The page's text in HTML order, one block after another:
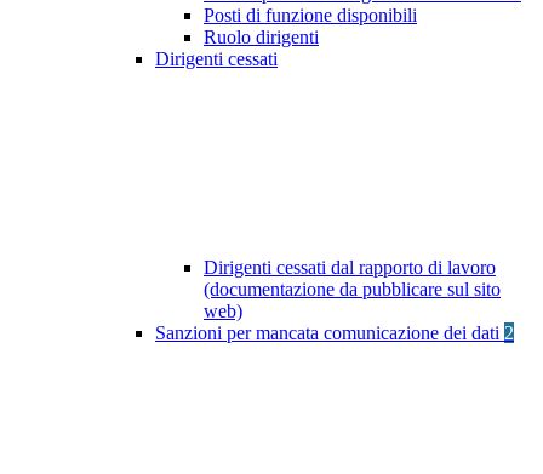
Posti di funzione disponibili
Ruolo dirigenti
Dirigenti cessati
Dirigenti cessati dal rapporto di lavoro
(documentazione da pubblicare sul sito
web)
Sanzioni per mancata comunicazione dei dati 2